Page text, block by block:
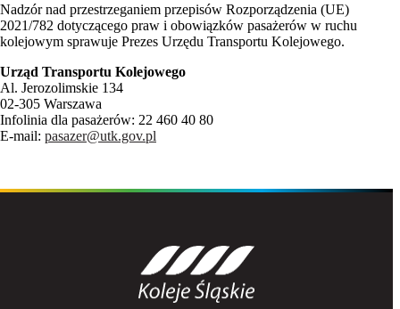
Nadzór nad przestrzeganiem przepisów Rozporządzenia (UE)
2021/782 dotyczącego praw i obowiązków pasażerów w ruchu
kolejowym sprawuje Prezes Urzędu Transportu Kolejowego.
Urząd Transportu Kolejowego
Al. Jerozolimskie 134
02-305 Warszawa
Infolinia dla pasażerów: 22 460 40 80
E-mail: pasazer@utk.gov.pl